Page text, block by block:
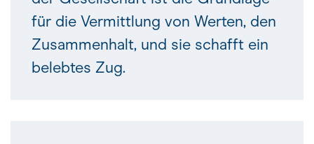
für die Vermittlung von Werten, den
Zusammenhalt, und sie schafft ein
belebtes Zug.